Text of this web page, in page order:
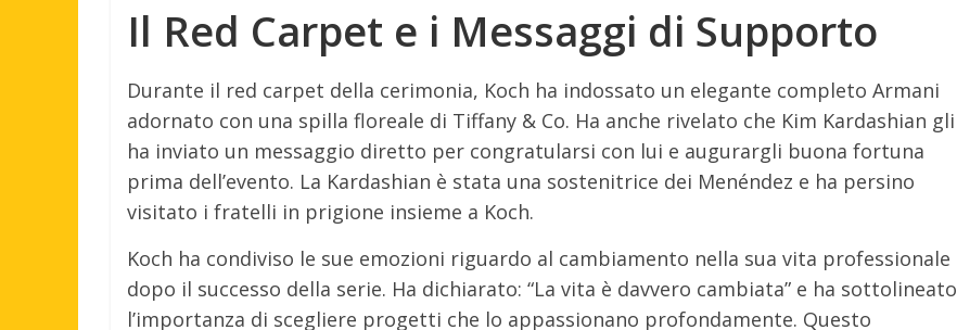
Il Red Carpet e i Messaggi di Supporto
Durante il red carpet della cerimonia, Koch ha indossato un elegante completo Armani
adornato con una spilla floreale di Tiffany & Co. Ha anche rivelato che Kim Kardashian gli
ha inviato un messaggio diretto per congratularsi con lui e augurargli buona fortuna
prima dell’evento. La Kardashian è stata una sostenitrice dei Menéndez e ha persino
visitato i fratelli in prigione insieme a Koch.
Koch ha condiviso le sue emozioni riguardo al cambiamento nella sua vita professionale
dopo il successo della serie. Ha dichiarato: “La vita è davvero cambiata” e ha sottolineato
l’importanza di scegliere progetti che lo appassionano profondamente. Questo